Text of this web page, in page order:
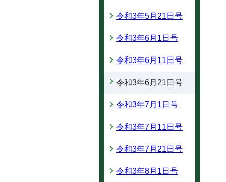
令和3年5月21日号
令和3年6月1日号
令和3年6月11日号
令和3年6月21日号
令和3年7月1日号
令和3年7月11日号
令和3年7月21日号
令和3年8月1日号